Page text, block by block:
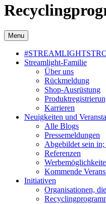
Menu
Streamlight-Familie
Über uns
Rückmeldung
Shop-Ausrüstung
Karrieren
Neuigkeiten und
Alle Blogs
Pressemeldungen
Abgebildet sein
Referenzen
Kommende
Initiativen
Organisationen,